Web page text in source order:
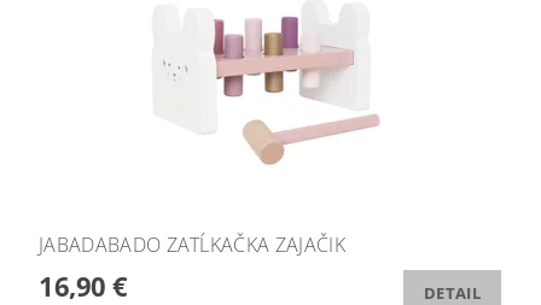
JABADABADO ZATĹKAČKA ZAJAČIK
16,90 € DETAIL